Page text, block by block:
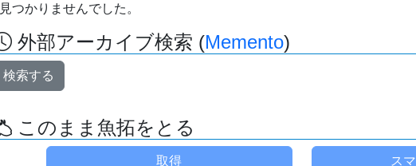
見つかりませんでした。
外部アーカイブ検索 (Memento)
検索する
このまま魚拓をとる